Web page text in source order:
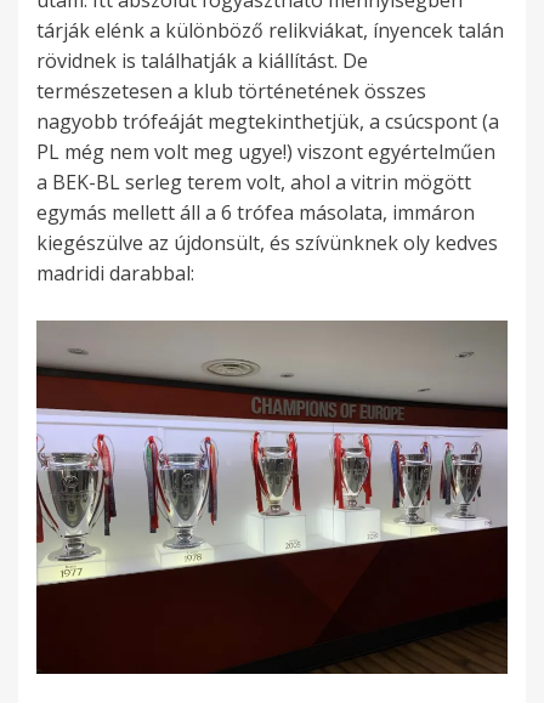
tárják elénk a különböző relikviákat, ínyencek talán
rövidnek is találhatják a kiállítást. De
természetesen a klub történetének összes
nagyobb trófeáját megtekinthetjük, a csúcspont (a
PL még nem volt meg ugye!) viszont egyértelműen
a BEK-BL serleg terem volt, ahol a vitrin mögött
egymás mellett áll a 6 trófea másolata, immáron
kiegészülve az újdonsült, és szívünknek oly kedves
madridi darabbal: